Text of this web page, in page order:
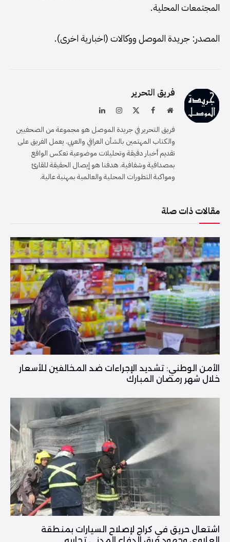
المجتمعات المحلية.
المصدر: جريدة الموصل ووكالات (اخبارية اخرى).
فريق التحرير
موقعفيسبوك الانستغرام
لينكدإن
فريق التحرير في جريدة الموصل هو مجموعة من الصحفيين
والكتاب المهتمين بالشأن العراقي والعربي. يعمل الفريق على
تقديم أخبار دقيقة وتحليلات موضوعية تعكس الواقع
بمصداقية وشفافية. هدفنا هو إيصال الحقيقة للقارئ
ومواكبة التطورات المحلية والعالمية بمهنية عالية.
مقالات ذات صلة
الأمن الوطني: تشديد الإجراءات ضد المخالفين للأسعار
خلال شهر رمضان المبارك
اشتعال حريق في كراج لإصلاح السيارات بمنطقة